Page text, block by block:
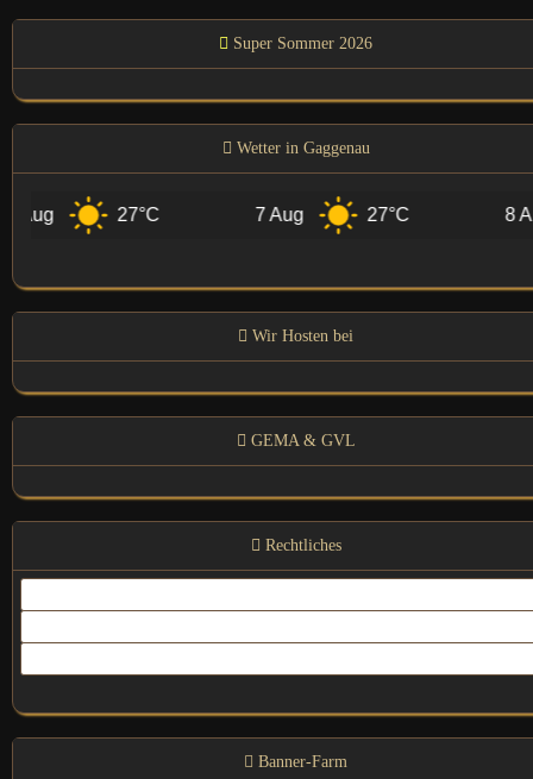
Super Sommer 2026
Wetter in Gaggenau
27°C 7 Aug 27°C 8
Wir Hosten bei
GEMA & GVL
Rechtliches
Banner-Farm